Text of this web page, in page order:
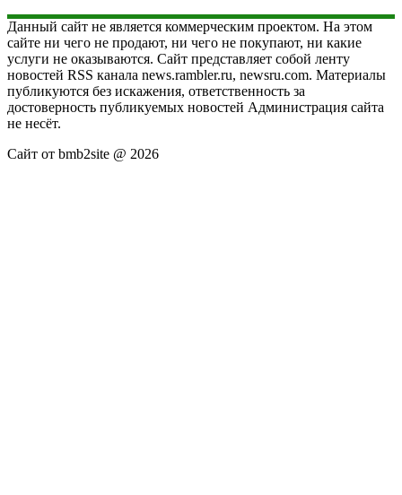
Данный сайт не является коммерческим проектом. На этом
сайте ни чего не продают, ни чего не покупают, ни какие
услуги не оказываются. Сайт представляет собой ленту
новостей RSS канала news.rambler.ru, newsru.com. Материалы
публикуются без искажения, ответственность за
достоверность публикуемых новостей Администрация сайта
не несёт.
Сайт от bmb2site @ 2026